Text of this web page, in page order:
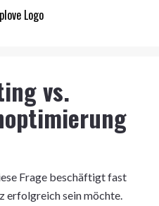
vs.
Frage beschäftigt fast
erfolgreich sein möchte.